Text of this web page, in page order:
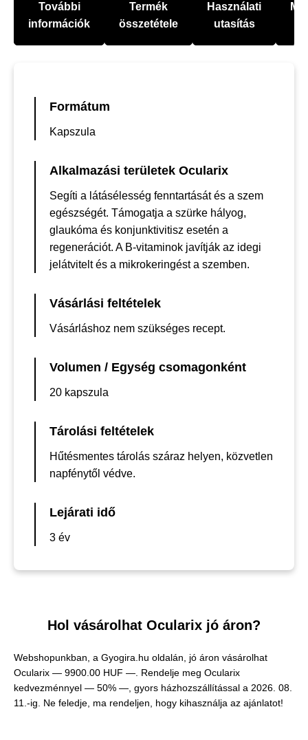
További
információk
Termék
összetétele
Használati
utasítás
Formátum
Kapszula
Alkalmazási területek Ocularix
Segíti a látásélesség fenntartását és a szem
egészségét. Támogatja a szürke hályog,
glaukóma és konjunktivitisz esetén a
regenerációt. A B-vitaminok javítják az idegi
jelátvitelt és a mikrokeringést a szemben.
Vásárlási feltételek
Vásárláshoz nem szükséges recept.
Volumen / Egység csomagonként
20 kapszula
Tárolási feltételek
Hűtésmentes tárolás száraz helyen, közvetlen
napfénytől védve.
Lejárati idő
3 év
Hol vásárolhat Ocularix jó áron?
Webshopunkban, a Gyogira.hu oldalán, jó áron vásárolhat
Ocularix — 9900.00 HUF — . Rendelje meg Ocularix
kedvezménnyel — 50% —, gyors házhozszállítással a 2026. 08.
11.-ig. Ne feledje, ma rendeljen, hogy kihasználja az ajánlatot!